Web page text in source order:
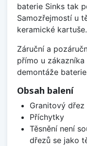
baterie Sinks tak
Samozřejmostí u
keramické kartuše.
Záruční a
přímo u
demontáže
Obsah balení
Granitový dřez
Příchytky
Těsnění není
dřezů se jako